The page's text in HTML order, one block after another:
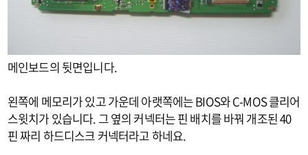
메인보드의 뒷면입니다.
왼쪽에 메모리가 있고 가운데 아랫쪽에는 BIOS와 C-MOS 클리어
스윗치가 있습니다. 그 옆의 커넥터는 핀 배치를 바꿔 개조된 40
핀 짜리 하드디스크 커넥터라고 하네요.